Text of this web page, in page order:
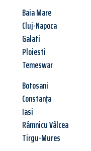
Baia Mare
Cluj-Napoca
Galati
Ploiesti
Temeswar
Botosani
Constanța
Iasi
Râmnicu Vâlcea
Tirgu-Mures